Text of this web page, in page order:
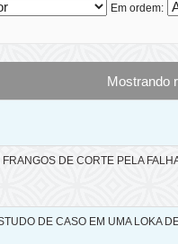
Em ordem:
Mostrando
DE CORTE PELA
DE CASO EM UMA LOKA